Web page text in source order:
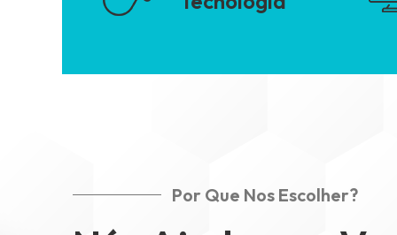
Por Que Nos Escolher?